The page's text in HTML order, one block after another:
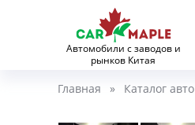
Автомобили с заводов и
рынков Китая
Главная » Каталог авто